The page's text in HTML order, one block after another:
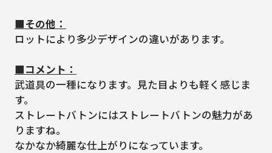
■その他：
ロットにより多少デザインの違いがあります。
■コメント：
武道具の一種になります。見た目よりも軽く感じま
す。
ストレートバトンにはストレートバトンの魅力があ
りますね。
なかなか綺麗な仕上がりになっています。